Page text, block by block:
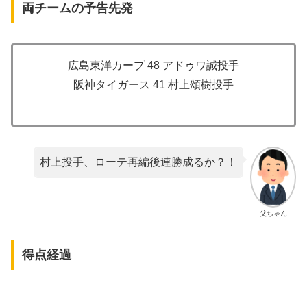
両チームの予告先発
広島東洋カープ 48 アドゥワ誠投手
阪神タイガース 41 村上頌樹投手
父ちゃん
村上投手、ローテ再編後連勝成るか？！
得点経過